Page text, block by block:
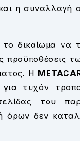
η συναλλαγή
το δικαίωμα να
προϋποθέσεις
Η
τυχόν
του
όρων δεν